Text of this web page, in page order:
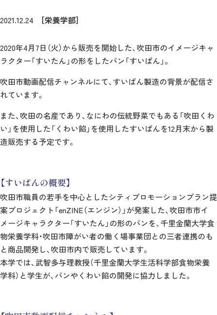
2021.12.24 ［栄養学部］
2020年4月7日（火）から販売を開始した、吹田市のイメージキャ
ラクター「すいたん」の形をしたパン「すいぱん」。
吹田市動画配信チャンネルにて、すいぱん製造の背景が配信さ
れています。
また、吹田の名産であり、なにわの伝統野菜でもある「吹田くわ
い」を使用した「くわい餡」を使用したすいぱんを12月末から製
造販売する予定です。
【すいぱんの概要】
吹田市職員の若手を中心としたシティプロモーションプラン提
案プロジェクト「enZINE（エンジン）」が発案した、吹田市市イ
メージキャラクター「すいたん」の形のパンを、千里金蘭大学食
物栄養学科・吹田市障がい者の働く場事業団との三者連携のも
と商品開発し、吹田市内で販売しています。
本学では、武智多与理教授（千里金蘭大学生活科学部食物栄養
学科）と学生が、パンやくわい餡の開発に協力しました。